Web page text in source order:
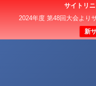
サイトリ
2024年度 第48回大会より
新